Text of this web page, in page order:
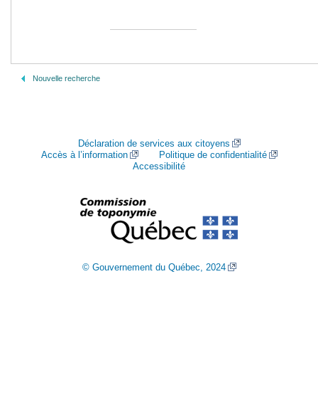
Nouvelle recherche
Déclaration de services aux citoyens
Accès à l’information
Politique de confidentialité
Accessibilité
© Gouvernement du Québec, 2024